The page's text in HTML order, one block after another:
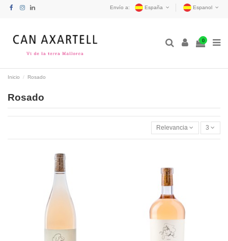
Envío a: España Espanol
0
Inicio Rosado
Rosado
Relevancia 3